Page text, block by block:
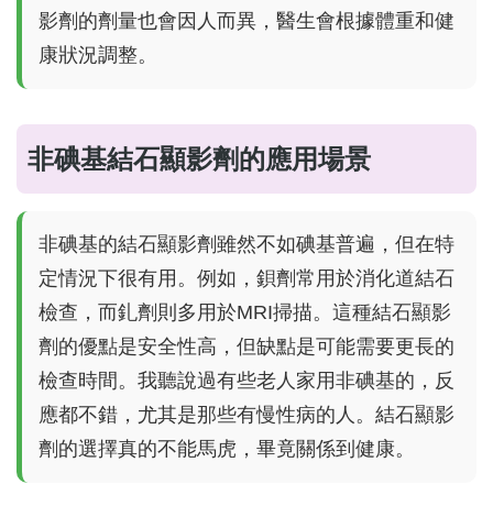
影劑的劑量也會因人而異，醫生會根據體重和健
康狀況調整。
非碘基結石顯影劑的應用場景
非碘基的結石顯影劑雖然不如碘基普遍，但在特
定情況下很有用。例如，鋇劑常用於消化道結石
檢查，而釓劑則多用於MRI掃描。這種結石顯影
劑的優點是安全性高，但缺點是可能需要更長的
檢查時間。我聽說過有些老人家用非碘基的，反
應都不錯，尤其是那些有慢性病的人。結石顯影
劑的選擇真的不能馬虎，畢竟關係到健康。